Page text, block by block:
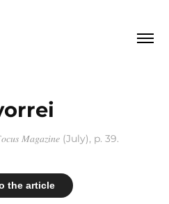
𝑀𝑎𝑔𝑎𝑧𝑖𝑛𝑒 (July), p. 39.
the article